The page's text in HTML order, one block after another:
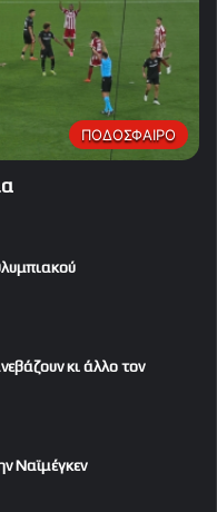
ΠΟΔΟΣΦΑΙΡΟ
κι άλλο τον
Ναϊμέγκεν